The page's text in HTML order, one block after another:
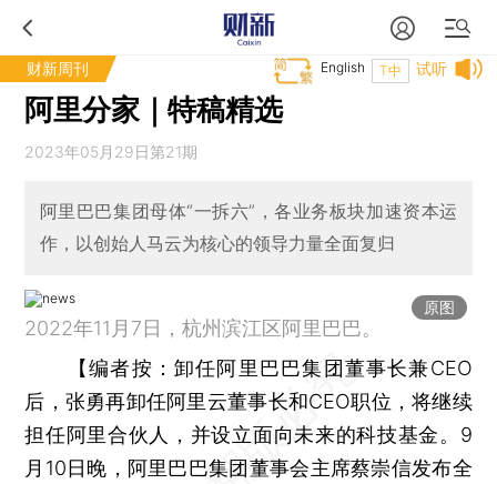
财新周刊 试听
T中
English
阿里分家｜特稿精选
2023年05月29日第21期
阿里巴巴集团母体“一拆六”，各业务板块加速资本运
作，以创始人马云为核心的领导力量全面复归
原图
2022年11月7日，杭州滨江区阿里巴巴。
【编者按： 卸任阿里巴巴集团董事长兼CEO
后，张勇再卸任阿里云董事长和CEO职位，将继续
担任阿里合伙人，并设立面向未来的科技基金。9
月10日晚，阿里巴巴集团董事会主席蔡崇信发布全